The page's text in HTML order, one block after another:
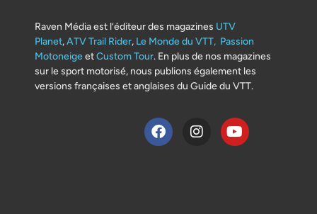
Raven Média est l’éditeur des magazines UTV
Planet,ATV Trail Rider, Le Monde du VTT, Passion
MotoneigeetCustom Tour. En plus de nos magazines
sur le sport motorisé, nous publions également les
versions françaises et anglaises du Guide du VTT.